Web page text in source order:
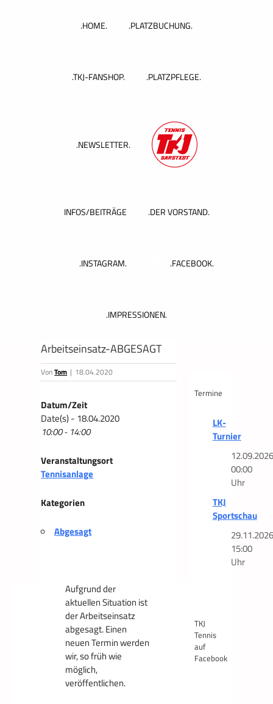
.HOME. .PLATZBUCHUNG.
.TKJ-FANSHOP. .PLATZPFLEGE.
.NEWSLETTER.
INFOS/BEITRÄGE .DER VORSTAND.
.INSTAGRAM. .FACEBOOK.
.IMPRESSIONEN.
Arbeitseinsatz-ABGESAGT
VonTom | 18.04.2020
Datum/Zeit
Date(s) - 18.04.2020
10:00 - 14:00
Veranstaltungsort
Tennisanlage
Kategorien
Abgesagt
Aufgrund der
aktuellen Situation ist
der Arbeitseinsatz
abgesagt. Einen
neuen Termin werden
wir, so früh wie
möglich,
veröffentlichen.
Termine
LK-
Turnier
12.09.2026
00:00
Uhr
TKJ
Sportschau
29.11.2026
15:00
Uhr
TKJ
Tennis
auf
Facebook